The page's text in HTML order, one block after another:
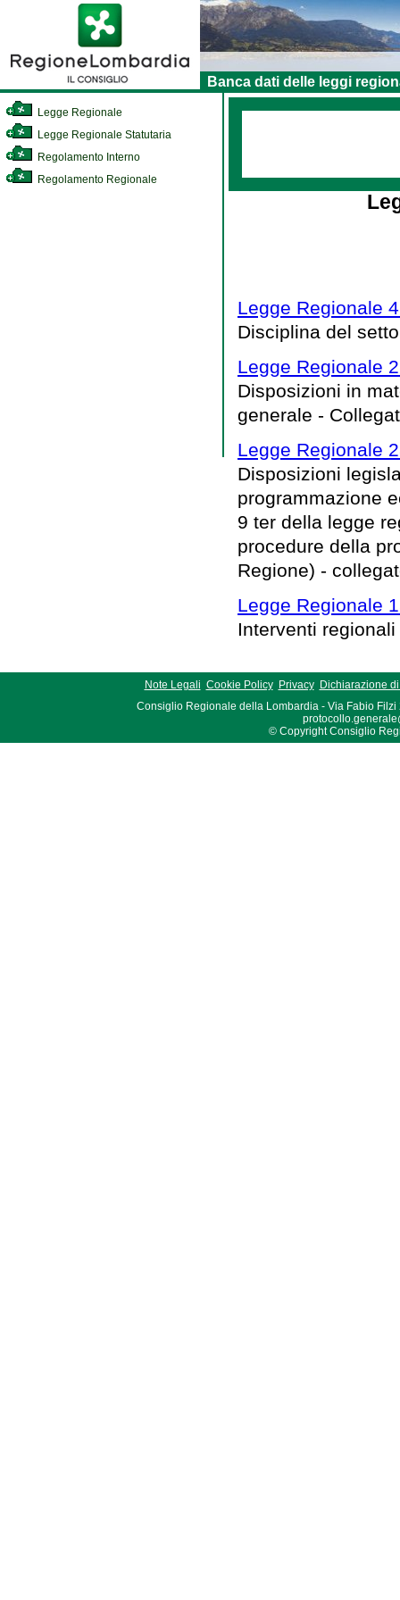
Banca dati delle leggi
Legge Regionale
Legge Regionale Statutaria
Regolamento Interno
Regolamento Regionale
Legge Regionale
Disciplina del
Legge Regionale
Disposizioni in
generale -
Legge Regionale
Disposizioni
programmazione
9 ter della legge
procedure della
Regione) -
Legge Regionale
Interventi
Note Legali Cookie Policy Privacy
Dichiarazione
Consiglio Regionale della Lombardia - Via Fabio Filzi
© Copyright Consiglio